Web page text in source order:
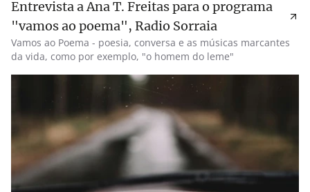
Entrevista a Ana T. Freitas para o programa
"vamos ao poema", Radio Sorraia
Vamos ao Poema - poesia, conversa e as músicas marcantes
da vida, como por exemplo, "o homem do leme"